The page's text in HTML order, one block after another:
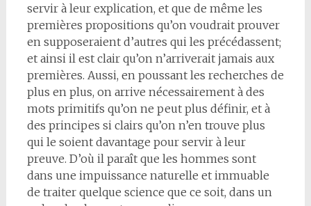
servir à leur explication, et que de même les
premières propositions qu’on voudrait prouver
en supposeraient d’autres qui les précédassent;
et ainsi il est clair qu’on n’arriverait jamais aux
premières. Aussi, en poussant les recherches de
plus en plus, on arrive nécessairement à des
mots primitifs qu’on ne peut plus définir, et à
des principes si clairs qu’on n’en trouve plus
qui le soient davantage pour servir à leur
preuve. D’où il paraît que les hommes sont
dans une impuissance naturelle et immuable
de traiter quelque science que ce soit, dans un